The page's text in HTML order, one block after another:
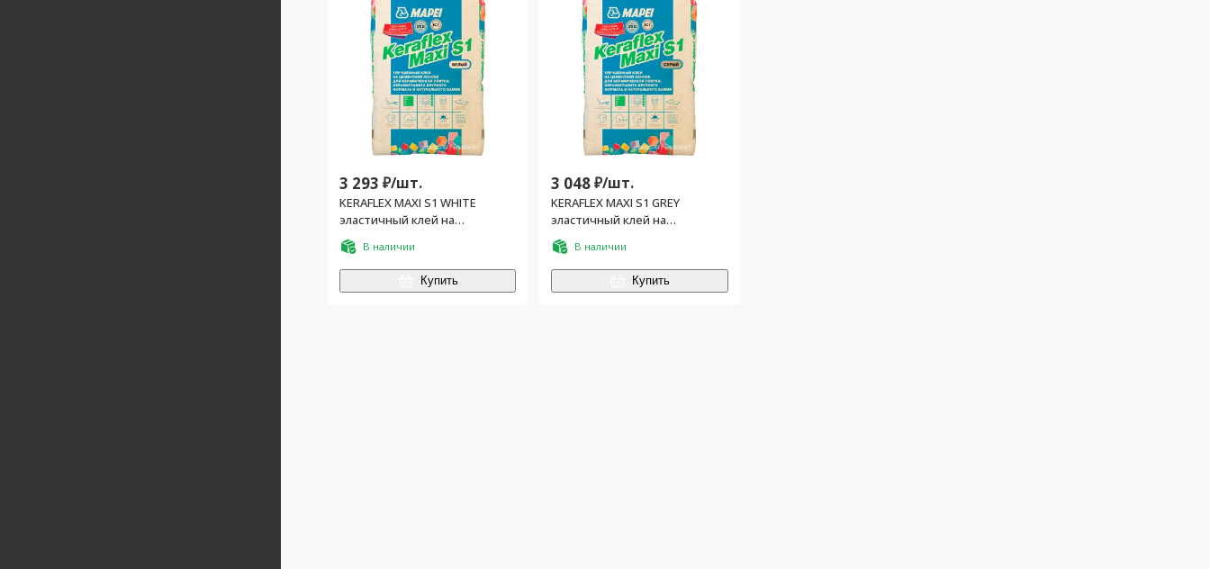
3 293 ₽/шт.
KERAFLEX MAXI S1 WHITE
эластичный клей на
цементной основе (25кг)
В наличии
Купить
3 048₽/шт.
KERAFLEX MAXI S1 GREY
эластичный клей на
цементной основе (25кг)
В наличии
Купить